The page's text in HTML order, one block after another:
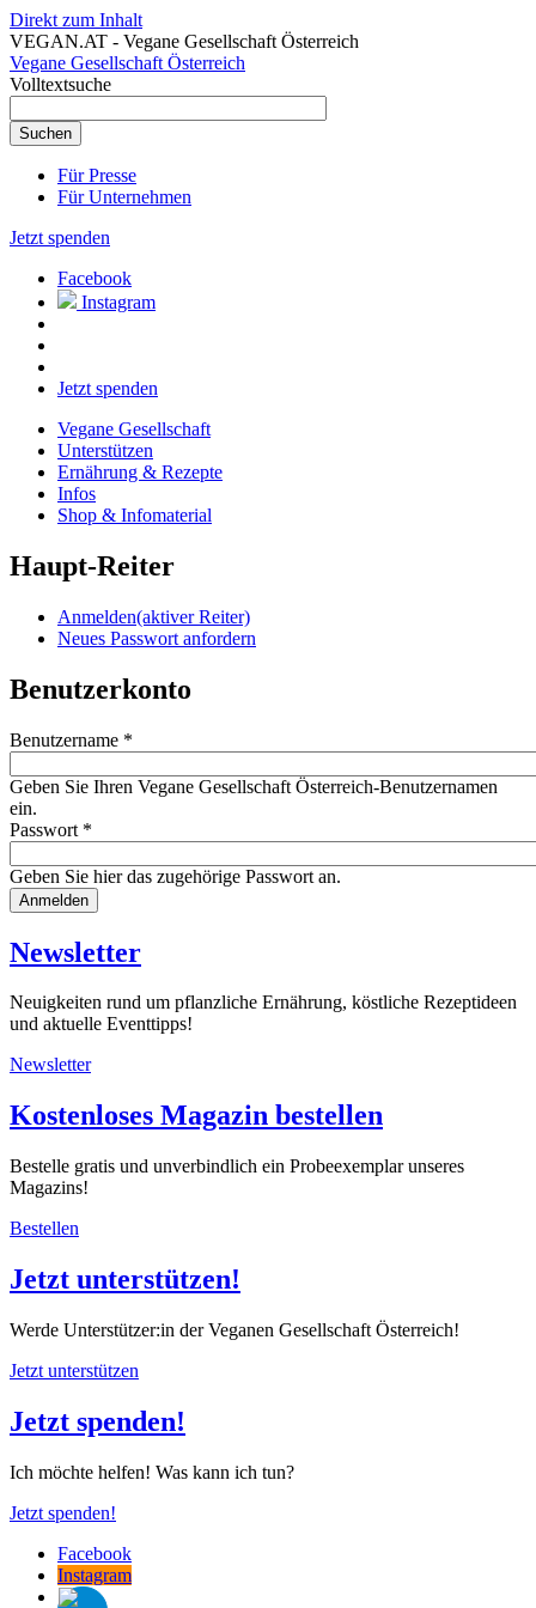
Direkt zum Inhalt
VEGAN.AT - Vegane Gesellschaft Österreich
Vegane Gesellschaft Österreich
Volltextsuche
Für Presse
Für Unternehmen
Jetzt spenden
Facebook
Instagram
Jetzt spenden
Vegane Gesellschaft
Unterstützen
Ernährung & Rezepte
Infos
Shop & Infomaterial
Haupt-Reiter
Anmelden(aktiver Reiter)
Neues Passwort anfordern
Benutzerkonto
Benutzername *
Geben Sie Ihren Vegane Gesellschaft Österreich-Benutzernamen
ein.
Passwort *
Geben Sie hier das zugehörige Passwort an.
Website
URL
Newsletter
Neuigkeiten rund um pflanzliche Ernährung, köstliche Rezeptideen
und aktuelle Eventtipps!
Newsletter
Kostenloses Magazin bestellen
Bestelle gratis und unverbindlich ein Probeexemplar unseres
Magazins!
Bestellen
Jetzt unterstützen!
Werde Unterstützer:in der Veganen Gesellschaft Österreich!
Jetzt unterstützen
Jetzt spenden!
Ich möchte helfen! Was kann ich tun?
Jetzt spenden!
Facebook
Instagram